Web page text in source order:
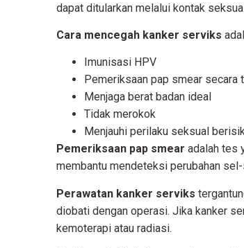
dapat ditularkan melalui kontak
Cara mencegah kanker serviks
Imunisasi HPV
Pemeriksaan pap smear secara
Menjaga berat badan ideal
Tidak merokok
Menjauhi perilaku seksual
Pemeriksaan pap smear adalah tes
membantu mendeteksi perubahan
Perawatan kanker serviks
diobati dengan operasi. Jika kanker
kemoterapi atau radiasi.